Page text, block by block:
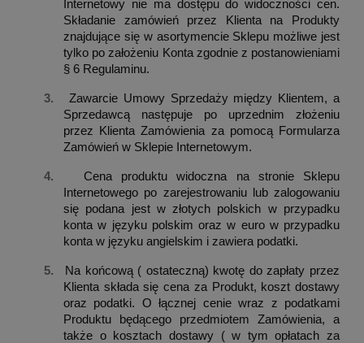
Internetowy nie ma dostępu do widoczności cen.
Składanie zamówień przez Klienta na Produkty
znajdujące się w asortymencie Sklepu możliwe jest
tylko po założeniu Konta zgodnie z postanowieniami
§ 6 Regulaminu.
3.
Zawarcie Umowy Sprzedaży między Klientem, a
Sprzedawcą następuje po uprzednim złożeniu
przez Klienta Zamówienia za pomocą Formularza
Zamówień w Sklepie Internetowym.
4.
Cena produktu widoczna na stronie Sklepu
Internetowego po zarejestrowaniu lub zalogowaniu
się podana jest w złotych polskich w przypadku
konta w języku polskim oraz w euro w przypadku
konta w języku angielskim i zawiera podatki.
5.
Na końcową ( ostateczną) kwotę do zapłaty przez
Klienta składa się cena za Produkt, koszt dostawy
oraz podatki. O łącznej cenie wraz z podatkami
Produktu będącego przedmiotem Zamówienia, a
także o kosztach dostawy ( w tym opłatach za